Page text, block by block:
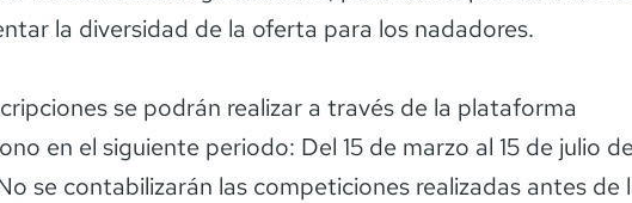
la diversidad de la oferta para los nadadores.
se podrán realizar a través de la plataforma
en el siguiente periodo: Del 15 de marzo al 15 de julio de
se contabilizarán las competiciones realizadas antes de